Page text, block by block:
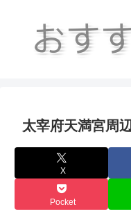
太宰府天満宮周
X
Pocket